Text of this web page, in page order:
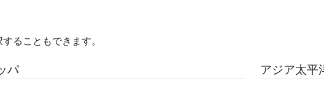
ユーザー インターフェイスでは、プロジェクトの作成、ソース フ
ることもできます。
パ アジア太平